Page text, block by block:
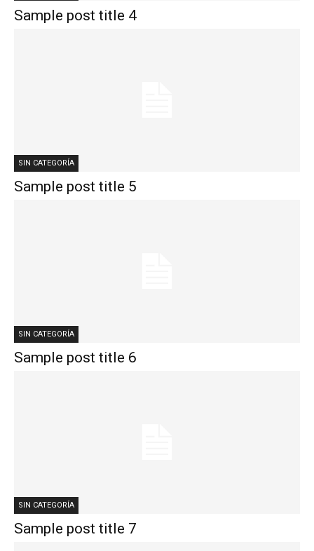
Sample post title 4
SIN CATEGORÍA
Sample post title 5
SIN CATEGORÍA
Sample post title 6
SIN CATEGORÍA
Sample post title 7